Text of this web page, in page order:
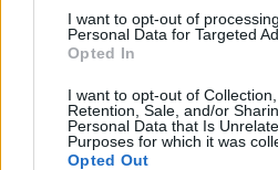
I want to opt-out of
Personal Data for Targeted
Opted In
I want to opt-out of Collection,
Retention, Sale, and/or
Personal Data that Is
Purposes for which it was
Opted Out
24°C
35 Km/h
55 km/h
26°C
24°C
5 Μπφ B
35 Km/h
55km/h